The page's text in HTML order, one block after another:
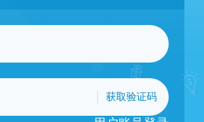
获取验证码